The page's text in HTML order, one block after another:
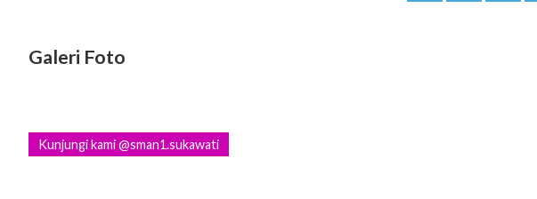
Galeri Foto
Kunjungi kami @sman1.sukawati